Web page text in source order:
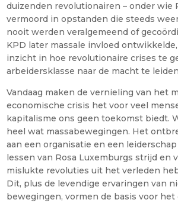
duizenden revolutionairen – onder wie
vermoord in opstanden die steeds
nooit werden veralgemeend of
KPD later massale invloed ontwikkelde,
inzicht in hoe revolutionaire crises te
arbeidersklasse naar de macht te
Vandaag maken de vernieling van het
economische crisis het voor veel
kapitalisme ons geen toekomst biedt.
heel wat massabewegingen. Het
aan een organisatie en een
lessen van Rosa Luxemburgs strijd en
mislukte revoluties uit het verleden
Dit, plus de levendige ervaringen van
bewegingen, vormen de basis voor